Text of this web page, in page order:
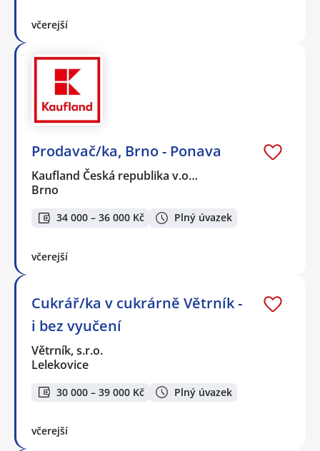
včerejší
Prodavač/ka, Brno - Ponava
Kaufland Česká republika v.o…
Brno
34 000 – 36 000 Kč Plný úvazek
včerejší
Cukrář/ka v cukrárně Větrník -
i bez vyučení
Větrník, s.r.o.
Lelekovice
30 000 – 39 000 Kč Plný úvazek
včerejší